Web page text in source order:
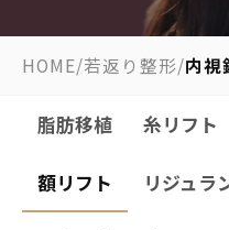
HOME/若返り整形/内視
脂肪移植 糸リフト
額リフト リジュラ